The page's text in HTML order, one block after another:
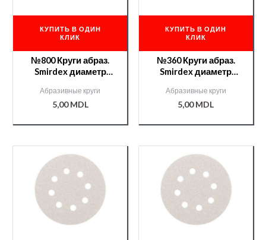
КУПИТЬ В ОДИН
КЛИК
№800 Круги абраз.
Smirdex диаметр
Абразивные круги
5,00MDL
КУПИТЬ В ОДИН
КЛИК
№360 Круги абраз.
Smirdex диаметр
Абразивные круги
5,00MDL